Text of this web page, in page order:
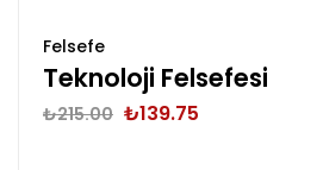
Felsefe
Teknoloji Felsefesi
₺215.00 ₺139.75